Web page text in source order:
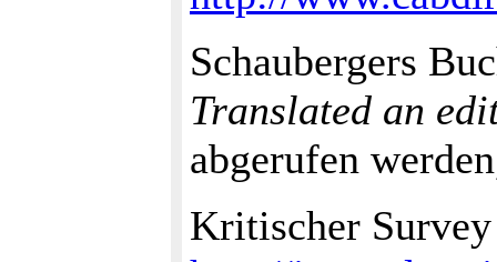
Schaubergers
Translated an
abgerufen
Kritischer